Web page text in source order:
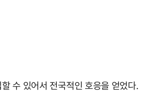
수 있어서 전국적인 호응을 얻었다.